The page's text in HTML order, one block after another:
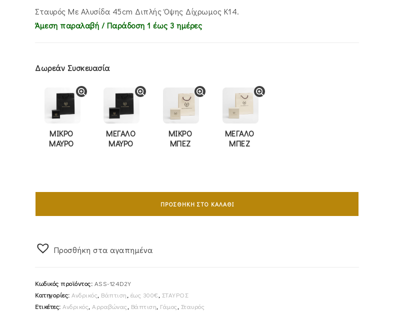
€625.00.
Σταυρός Mε Aλυσίδα 45cm Διπλής Όψης Δίχρωμος Κ14.
Άμεση παραλαβή / Παράδoση 1 έως 3 ημέρες
Δωρεάν Συσκευασία
ΜΙΚΡΟ
ΜΑΥΡΟ
ΜΕΓΑΛΟ
ΜΑΥΡΟ
ΜΙΚΡΟ
ΜΠΕΖ
ΜΕΓΑΛΟ
ΜΠΕΖ
Σταυρός
Aλυσίδα
Όψης
124D2Y
ΠΡΟΣΘΉΚΗ ΣΤΟ ΚΑΛΆΘΙ
Προσθήκη στα αγαπημένα
Κωδικός προϊόντος: ASS-124D2Y
Κατηγορίες: Ανδρικός, Βάπτιση, έως 300€, ΣΤΑΥΡΟΣ
Ετικέτες: Ανδρικός, Αρραβώνας, Βάπτιση, Γάμος, Σταυρός